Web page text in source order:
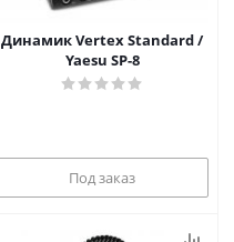
Динамик Vertex Standard /
Yaesu SP-8
Под заказ